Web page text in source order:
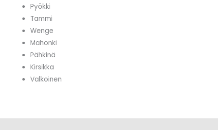
Pyökki
Tammi
Wenge
Mahonki
Pähkinä
Kirsikka
Valkoinen